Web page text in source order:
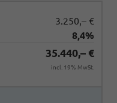
3.250,– €
8,4%
35.440,– €
incl. 19% MwSt.